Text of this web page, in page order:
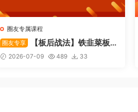
圈友专属课程
圈友专享
【板后战法】铁韭菜板
后强势战法
2026-07-09 489 33